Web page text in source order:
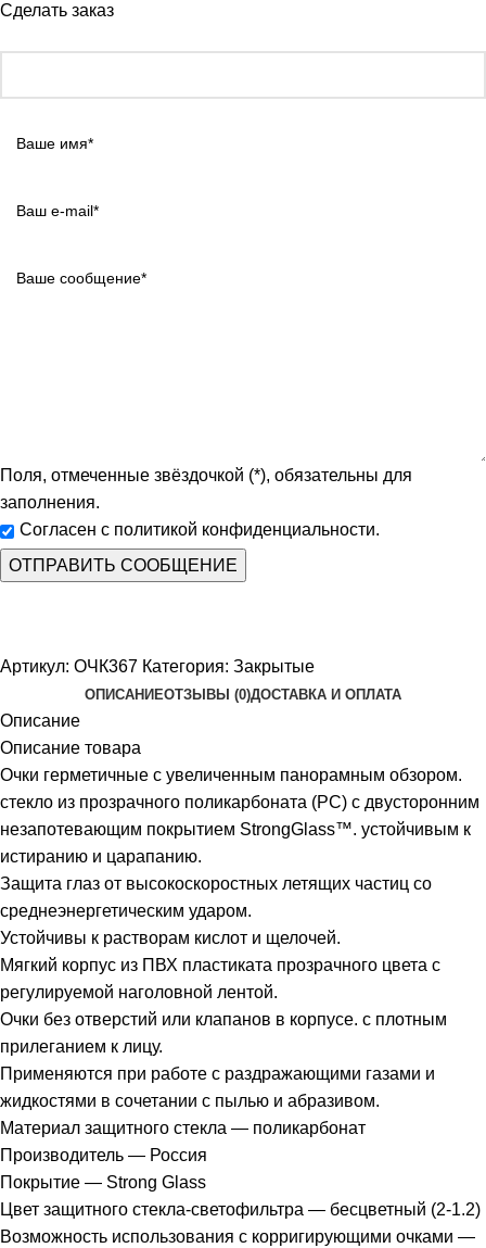
Сделать заказ
Поля, отмеченные звёздочкой (*), обязательны для
заполнения.
Согласен с политикой конфиденциальности.
Артикул: ОЧК367 Категория: Закрытые
ОПИСАНИЕОТЗЫВЫ (0)ДОСТАВКА И ОПЛАТА
Описание
Описание товара
Очки герметичные с увеличенным панорамным обзором.
стекло из прозрачного поликарбоната (РС) с двусторонним
незапотевающим покрытием StrongGlass™. устойчивым к
истиранию и царапанию.
Защита глаз от высокоскоростных летящих частиц со
среднеэнергетическим ударом.
Устойчивы к растворам кислот и щелочей.
Мягкий корпус из ПВХ пластиката прозрачного цвета с
регулируемой наголовной лентой.
Очки без отверстий или клапанов в корпусе. с плотным
прилеганием к лицу.
Применяются при работе с раздражающими газами и
жидкостями в сочетании с пылью и абразивом.
Материал защитного стекла — поликарбонат
Производитель — Россия
Покрытие — Strong Glass
Цвет защитного стекла-светофильтра — бесцветный (2-1.2)
Возможность использования с корригирующими очками —